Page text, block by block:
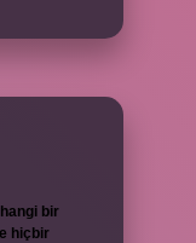
bir
hiçbir